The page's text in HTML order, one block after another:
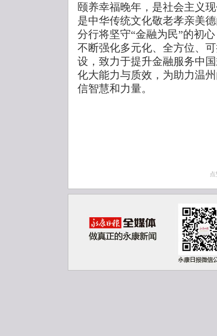
颐养幸福晚年，是社会主义
是中华传统文化敬老孝亲美
分行将坚守“金融为民”的初
不断强化多元化、全方位、
设，致力于提升金融服务中
化大能力与质效，为助力温
信智慧和力量。
点